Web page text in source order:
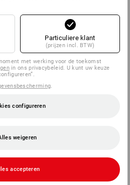
Particuliere klant
(prijzen incl. BTW)
met werking voor de toekomst
in ons privacybeleid. U kunt uw keuze
.
configureren
weigeren
accepteren